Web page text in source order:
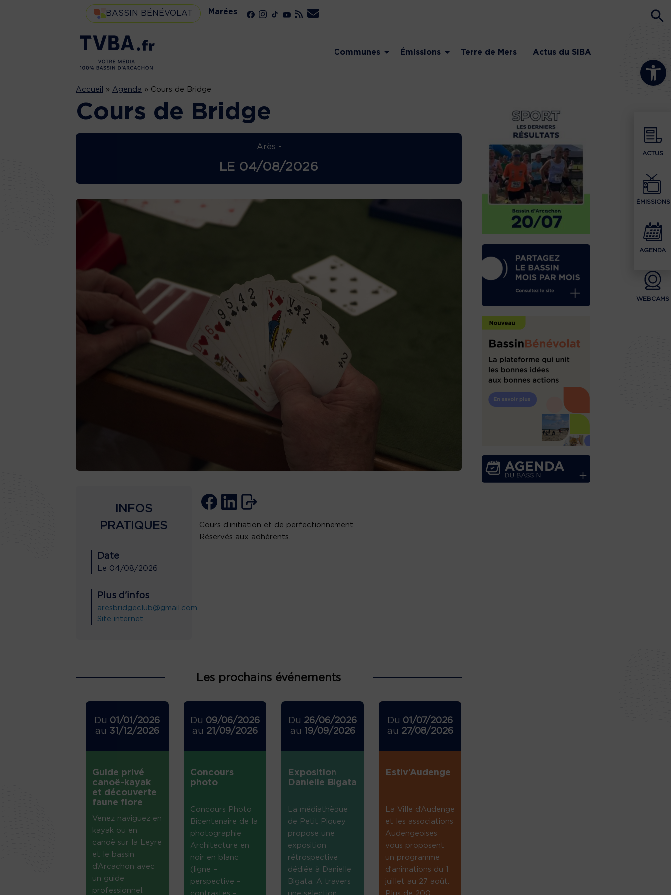
Ouvrir la
ACTUS
ÉMISSIONS
AGENDA
WEBCAMS
BASSIN BÉNÉVOLAT Marées
Communes Émissions Terre de Mers Actus du SIBA
Accueil » Agenda » Cours de Bridge
Cours de Bridge
Arès -
LE 04/08/2026
INFOS
PRATIQUES
Date
Le 04/08/2026
Plus d'infos
aresbridgeclub@gmail.com
Site internet
Cours d’initiation et de perfectionnement.
Réservés aux adhérents.
Les prochains événements
Du 01/01/2026
au 31/12/2026
Guide privé
canoë-kayak
et découverte
faune flore
Venez naviguez en
kayak ou en
canoë sur la Leyre
et le bassin
d’Arcachon avec
un guide
professionnel.
Du 09/06/2026
au 21/09/2026
Concours
photo
Concours Photo
Bicentenaire de la
photographie
Architecture en
noir en blanc
(ligne –
perspective –
contrastes –
Du 26/06/2026
au 19/09/2026
Exposition
Danielle Bigata
La médiathèque
de Petit Piquey
propose une
exposition
rétrospective
dédiée à Danielle
Bigata. A travers
une sélection
Du 01/07/2026
au 27/08/2026
Estiv’Audenge
La Ville d’Audenge
et les associations
Audengeoises
vous proposent
un programme
d’animations du 1
juillet au 27 août.
Plus de 200